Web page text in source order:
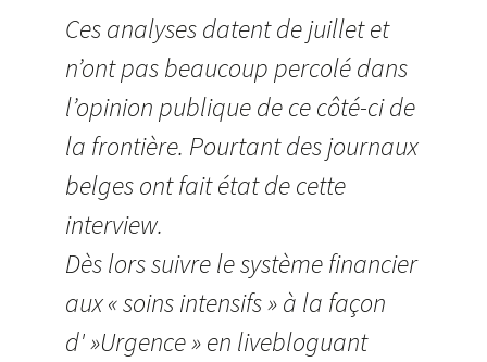
Ces analyses datent de juillet et
n’ont pas beaucoup percolé dans
l’opinion publique de ce côté-ci de
la frontière. Pourtant des journaux
belges ont fait état de cette
interview.
Dès lors suivre le système financier
aux « soins intensifs » à la façon
d' »Urgence » en livebloguant